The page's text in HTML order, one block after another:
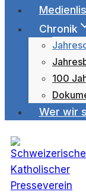
Chronik
100
Wer wir